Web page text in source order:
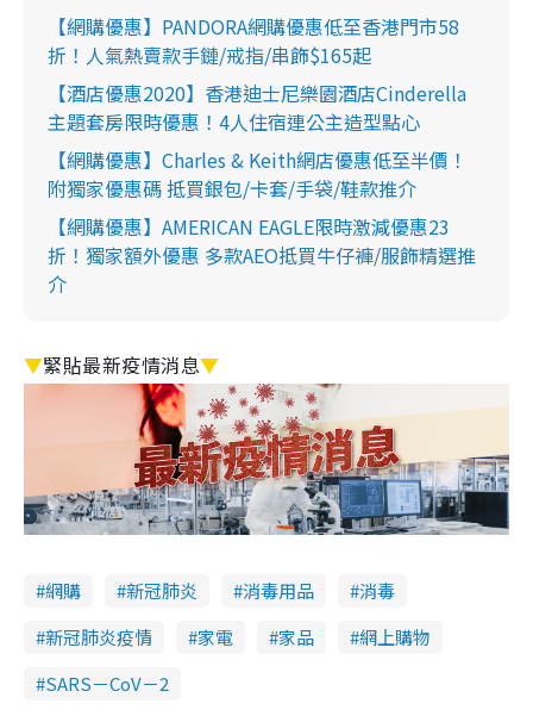
【網購優惠】PANDORA網購優惠低至香港門市58
折！人氣熱賣款手鏈/戒指/串飾$165起
【酒店優惠2020】香港迪士尼樂園酒店Cinderella
主題套房限時優惠！4人住宿連公主造型點心
【網購優惠】Charles & Keith網店優惠低至半價！
附獨家優惠碼 抵買銀包/卡套/手袋/鞋款推介
【網購優惠】AMERICAN EAGLE限時激減優惠23
折！獨家額外優惠 多款AEO抵買牛仔褲/服飾精選推
介
▼緊貼最新疫情消息▼
網購 新冠肺炎 消毒用品
消毒
新冠肺炎疫情
家電 家品
網上購物
SARS－CoV－2